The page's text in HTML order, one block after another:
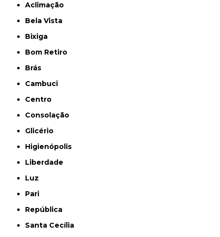
Aclimação
Bela Vista
Bixiga
Bom Retiro
Brás
Cambuci
Centro
Consolação
Glicério
Higienópolis
Liberdade
Luz
Pari
República
Santa Cecília